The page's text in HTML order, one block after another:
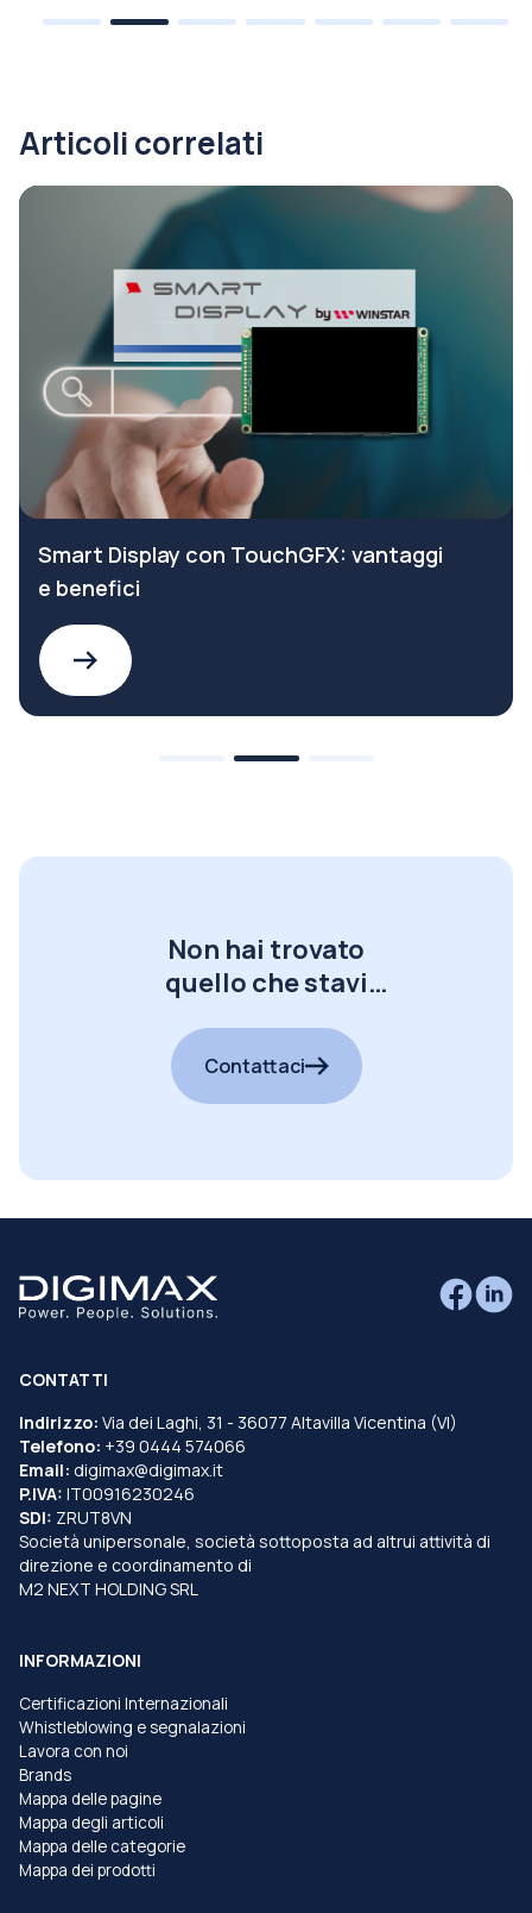
Articoli correlati
Smart Display con TouchGFX: vantaggi
e benefici
Non hai trovato
quello che stavi
Contattaci
CONTATTI
Indirizzo: Via dei Laghi, 31 - 36077 Altavilla Vicentina (VI)
Telefono: +39 0444 574066
Email: digimax@digimax.it
P.IVA: IT00916230246
SDI: ZRUT8VN
Società unipersonale, società sottoposta ad altrui attività di
direzione e coordinamento di
M2 NEXT HOLDING SRL
INFORMAZIONI
Certificazioni Internazionali
Whistleblowing e segnalazioni
Lavora con noi
Brands
Mappa delle pagine
Mappa degli articoli
Mappa delle categorie
Mappa dei prodotti